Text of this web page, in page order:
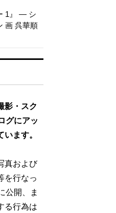
1』 — シ
画 呉華順
影・スク
グにアッ
ます。
真および
を行なっ
公開、ま
る行為は